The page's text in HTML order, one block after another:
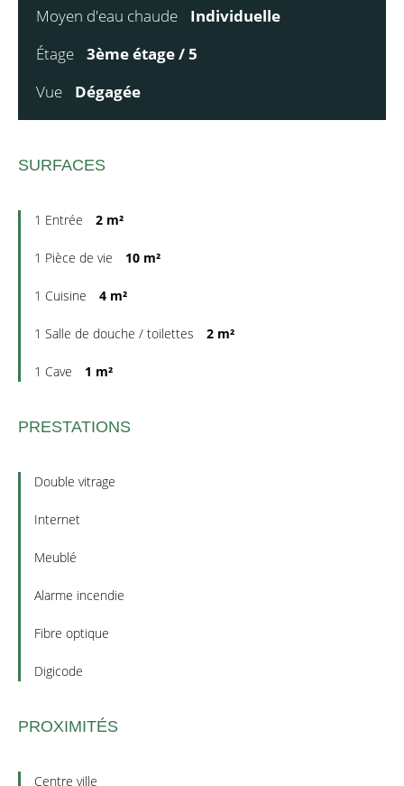
Moyen d'eau chaude
Individuelle
Étage
3ème étage / 5
Vue
Dégagée
SURFACES
1 Entrée 2 m²
1 Pièce de vie 10 m²
1 Cuisine 4 m²
1 Salle de douche / toilettes 2 m²
1 Cave 1 m²
PRESTATIONS
Double vitrage
Internet
Meublé
Alarme incendie
Fibre optique
Digicode
PROXIMITÉS
Centre ville